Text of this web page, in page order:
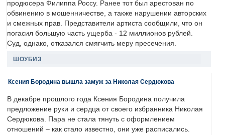
продюсера Филиппа Россу. Ранее тот был арестован по
обвинению в мошенничестве, а также нарушении авторских
и смежных прав. Представители артиста сообщили, что он
погасил большую часть ущерба - 12 миллионов рублей.
Суд, однако, отказался смягчить меру пресечения.
ШОУБИЗ
Ксения Бородина вышла замуж за Николая Сердюкова
В декабре прошлого года Ксения Бородина получила
предложение руки и сердца от своего избранника Николая
Сердюкова. Пара не стала тянуть с оформлением
отношений – как стало известно, они уже расписались.